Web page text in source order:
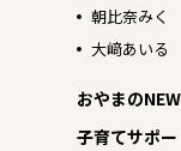
朝比奈みく
大﨑あいる
おやまの
子育てサポー